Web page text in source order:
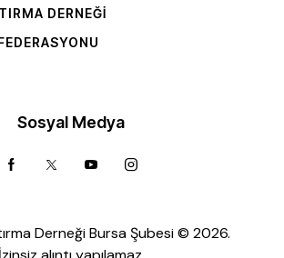
DERNEĞI
Sosyal Medya
Derneği Bursa Şubesi © 2026.